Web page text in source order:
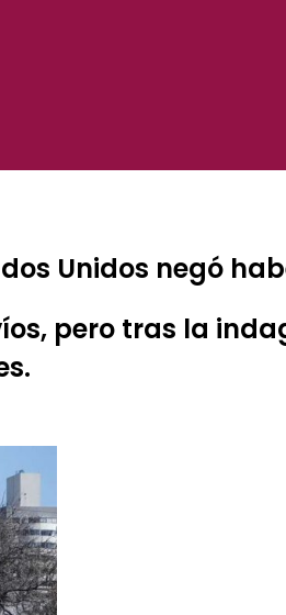
Unidos negó
pero tras la